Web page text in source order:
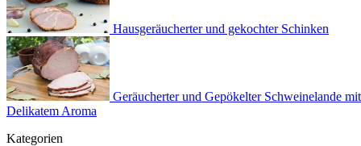
Hausgeräucherter und gekochter Schinken
Geräucherter und Gepökelter Schweinelande mit
Delikatem Aroma
Kategorien